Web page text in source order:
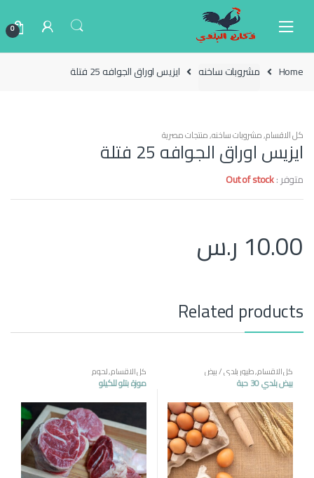
0
Home مشروبات ساخنه ايزيس اوراق الجوافه 25 فتلة
كل الاقسام,مشروبات ساخنه,منتجات مصرية
ايزيس اوراق الجوافه 25 فتلة
متوفر :Out of stock
10.00 ر.س
Related products
كل الاقسام,طيور بلدي / بيض
بيض بلدي 30 حبة
كل الاقسام,لحوم
موزة بتلو للكيلو